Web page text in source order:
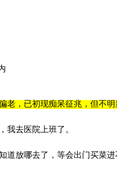
老，已初现痴呆征兆，但不明
我去医院上班了。
道放哪去了，等会出门买菜进